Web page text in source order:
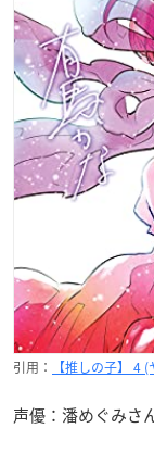
引用： 【推しの子】 4
声優：潘めぐみさ